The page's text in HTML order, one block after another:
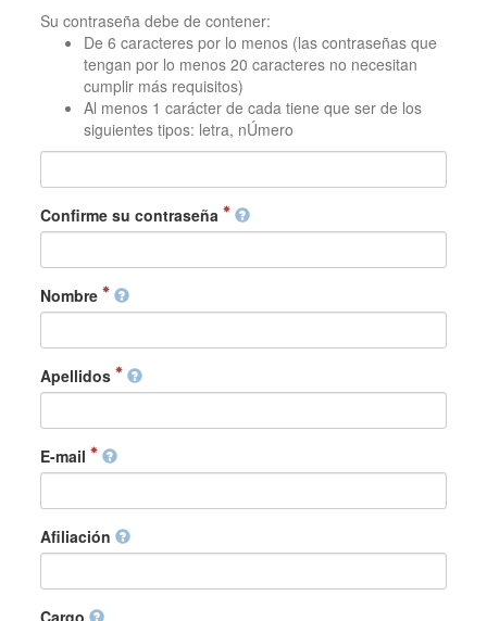
Su contraseña debe de contener:
De 6 caracteres por lo menos (las contraseñas que
tengan por lo menos 20 caracteres no necesitan
cumplir más requisitos)
Al menos 1 carácter de cada tiene que ser de los
siguientes tipos: letra, nÚmero
Confirme su contraseña
Nombre
Apellidos
E-mail
Afiliación
Cargo